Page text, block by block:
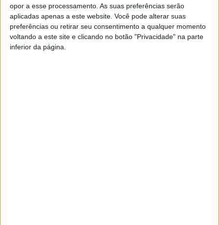
opor a esse processamento. As suas preferências serão
aplicadas apenas a este website. Você pode alterar suas
preferências ou retirar seu consentimento a qualquer momento
voltando a este site e clicando no botão "Privacidade" na parte
inferior da página.
Esta e outras notícias para ouvir em desenvolvimento na
Estação Diária – 96.8 FM ou emwww.968.fm.